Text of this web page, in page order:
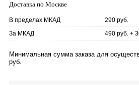
Доставка по Москве
В пределах МКАД
290 руб.
За МКАД
490 руб. +
Минимальная сумма заказа для
руб.